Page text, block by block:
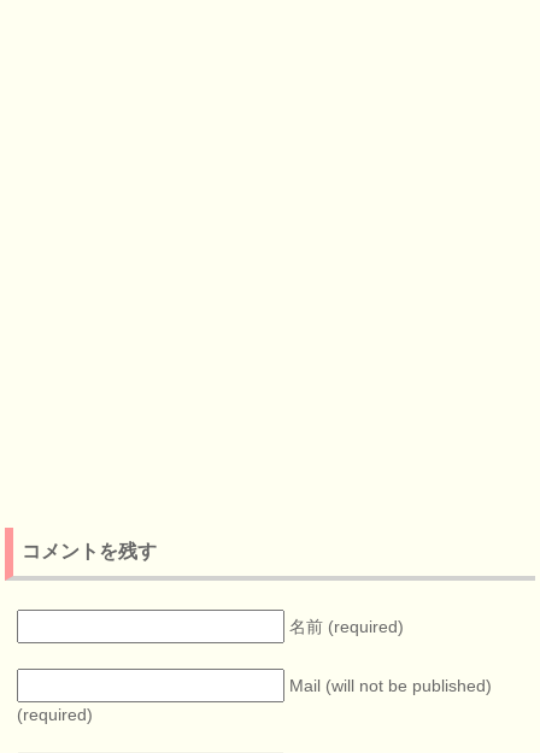
コメントを残す
名前 (required)
Mail (will not be published)
(required)